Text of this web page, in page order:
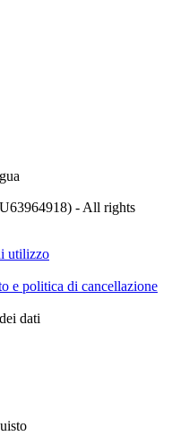
- All rights
utilizzo
e politica di cancellazione
dati